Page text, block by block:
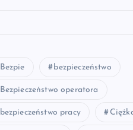
Bezpie bezpieczeństwo
Bezpieczeństwo operatora
bezpieczeństwo pracy